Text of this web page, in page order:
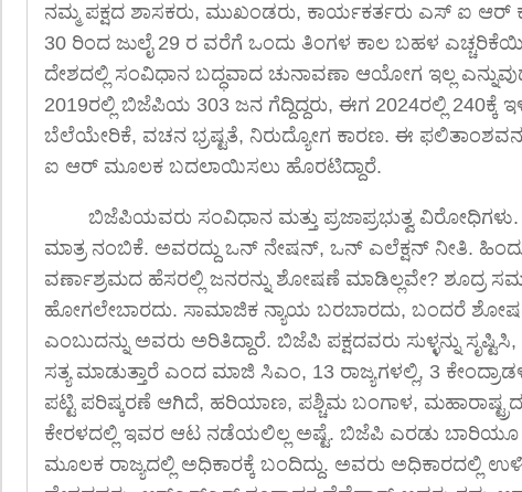
ನಮ್ಮ ಪಕ್ಷದ ಶಾಸಕರು, ಮುಖಂಡರು, ಕಾರ್ಯಕರ್ತರು ಎಸ್ ಐ
30 ರಿಂದ ಜುಲೈ 29 ರ ವರೆಗೆ ಒಂದು ತಿಂಗಳ ಕಾಲ ಬಹಳ
ದೇಶದಲ್ಲಿ ಸಂವಿಧಾನ ಬದ್ಧವಾದ ಚುನಾವಣಾ ಆಯೋಗ ಇಲ್ಲ
2019ರಲ್ಲಿ ಬಿಜೆಪಿಯ 303 ಜನ ಗೆದ್ದಿದ್ದರು, ಈಗ 2024ರಲ್ಲಿ 240ಕ್ಕೆ
ಬೆಲೆಯೇರಿಕೆ, ವಚನ ಭ್ರಷ್ಟತೆ, ನಿರುದ್ಯೋಗ ಕಾರಣ. ಈ
ಐ ಆರ್ ಮೂಲಕ ಬದಲಾಯಿಸಲು ಹೊರಟಿದ್ದಾರೆ.
ಬಿಜೆಪಿಯವರು ಸಂವಿಧಾನ ಮತ್ತು ಪ್ರಜಾಪ್ರಭುತ್ವ
ಮಾತ್ರ ನಂಬಿಕೆ. ಅವರದ್ದು ಒನ್ ನೇಷನ್, ಒನ್ ಎಲೆಕ್ಷನ್ ನೀತಿ.
ವರ್ಣಾಶ್ರಮದ ಹೆಸರಲ್ಲಿ ಜನರನ್ನು ಶೋಷಣೆ ಮಾಡಿಲ್ಲವೇ? ಶೂದ್ರ
ಹೋಗಲೇಬಾರದು. ಸಾಮಾಜಿಕ ನ್ಯಾಯ ಬರಬಾರದು, ಬಂದರೆ
ಎಂಬುದನ್ನು ಅವರು ಅರಿತಿದ್ದಾರೆ. ಬಿಜೆಪಿ ಪಕ್ಷದವರು ಸುಳ್ಳನ್ನು
ಸತ್ಯ ಮಾಡುತ್ತಾರೆ ಎಂದ ಮಾಜಿ ಸಿಎಂ, 13 ರಾಜ್ಯಗಳಲ್ಲಿ, 3
ಪಟ್ಟಿ ಪರಿಷ್ಕರಣೆ ಆಗಿದೆ, ಹರಿಯಾಣ, ಪಶ್ಚಿಮ ಬಂಗಾಳ,
ಕೇರಳದಲ್ಲಿ ಇವರ ಆಟ ನಡೆಯಲಿಲ್ಲ ಅಷ್ಟೆ. ಬಿಜೆಪಿ ಎರಡು
ಮೂಲಕ ರಾಜ್ಯದಲ್ಲಿ ಅಧಿಕಾರಕ್ಕೆ ಬಂದಿದ್ದು. ಅವರು ಅಧಿಕಾರದಲ್ಲಿ